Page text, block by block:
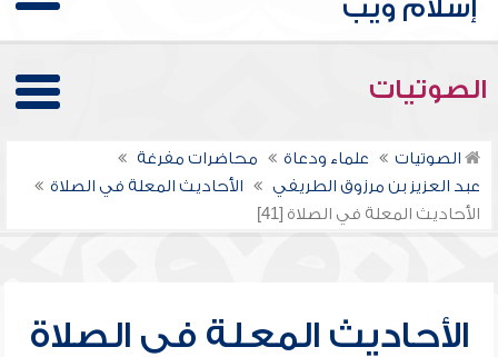
الصوتيات
الصوتيات علماء ودعاة
محاضرات مفرغة
عبد العزيز بن مرزوق الطريفي
الأحاديث المعلة في الصلاة
الأحاديث المعلة في الصلاة [41]
الأحاديث المعلة في الصلاة